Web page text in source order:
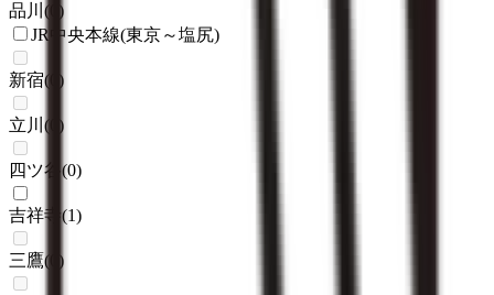
品川 (
)
JR中央本線(東京～塩尻)
新宿( )
立川 ( )
四ツ谷 (0)
吉祥寺 (1)
三鷹( )